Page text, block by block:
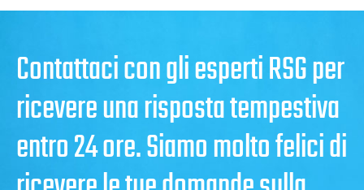
Contattaci con gli esperti RSG per
ricevere una risposta tempestiva
entro 24 ore. Siamo molto felici di